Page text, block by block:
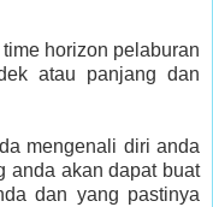
horizon pelaburan
atau panjang dan
mengenali diri anda
anda akan dapat buat
dan yang pastinya